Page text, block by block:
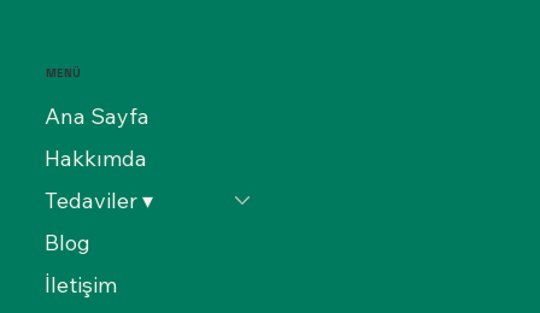
MENÜ
Ana Sayfa
Hakkımda
Tedaviler ▾
Blog
İletişim